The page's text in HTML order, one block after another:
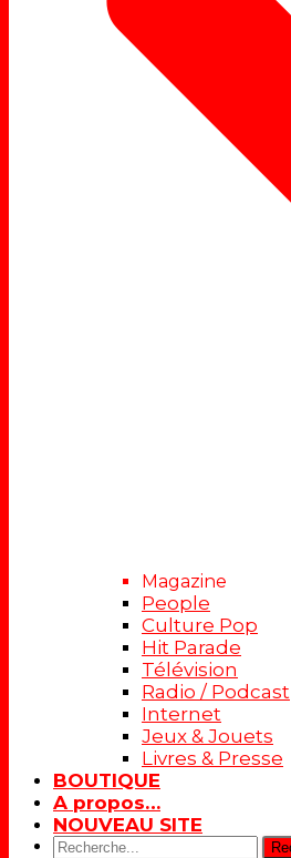
Magazine
People
Culture Pop
Hit Parade
Télévision
Radio / Podcast
Internet
Jeux & Jouets
Livres & Presse
BOUTIQUE
A propos…
NOUVEAU SITE
Rechercher: